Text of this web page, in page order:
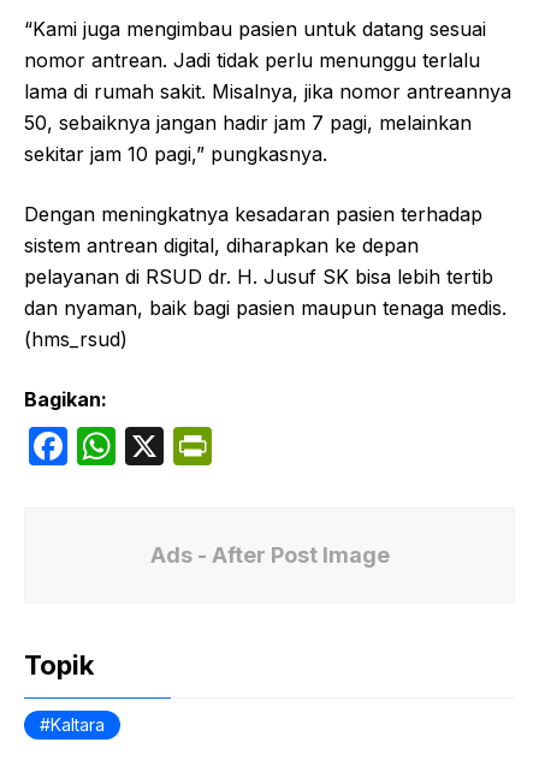
“Kami juga mengimbau pasien untuk datang sesuai
nomor antrean. Jadi tidak perlu menunggu terlalu
lama di rumah sakit. Misalnya, jika nomor antreannya
50, sebaiknya jangan hadir jam 7 pagi, melainkan
sekitar jam 10 pagi,” pungkasnya.
Dengan meningkatnya kesadaran pasien terhadap
sistem antrean digital, diharapkan ke depan
pelayanan di RSUD dr. H. Jusuf SK bisa lebih tertib
dan nyaman, baik bagi pasien maupun tenaga medis.
(hms_rsud)
Bagikan:
F
o
k
W X
Fr
Ads - After Post Image
Topik
Kaltara